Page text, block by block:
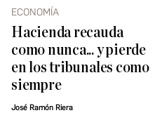
ECONOMÍA
Hacienda recauda
como nunca... y pierde
en los tribunales como
siempre
José Ramón Riera